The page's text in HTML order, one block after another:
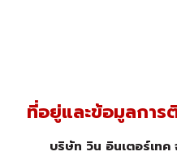
ที่อยู่และข้อมูลกา
บริษัท วิน อินเตอร์เทค